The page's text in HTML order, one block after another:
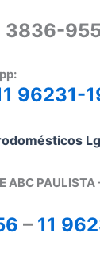
3836-
96231-
Lg
ABC PAULISTA
– 11